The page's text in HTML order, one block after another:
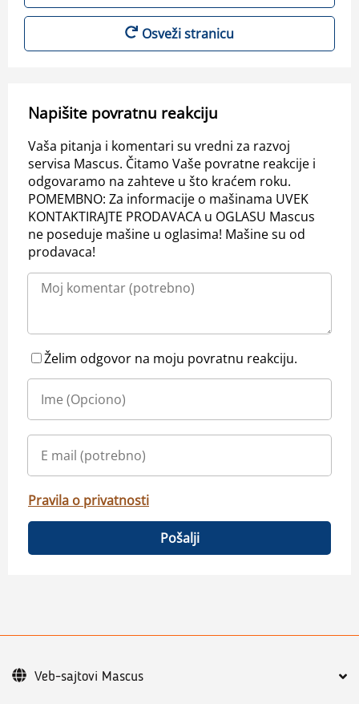
Osveži stranicu
Napišite povratnu reakciju
Vaša pitanja i komentari su vredni za razvoj
servisa Mascus. Čitamo Vaše povratne reakcije i
odgovaramo na zahteve u što kraćem roku.
POMEMBNO: Za informacije o mašinama UVEK
KONTAKTIRAJTE PRODAVACA u OGLASU Mascus
ne poseduje mašine u oglasima! Mašine su od
prodavaca!
Želim odgovor na moju povratnu reakciju.
Pravila o privatnosti
Pošalji
Veb-sajtovi Mascus